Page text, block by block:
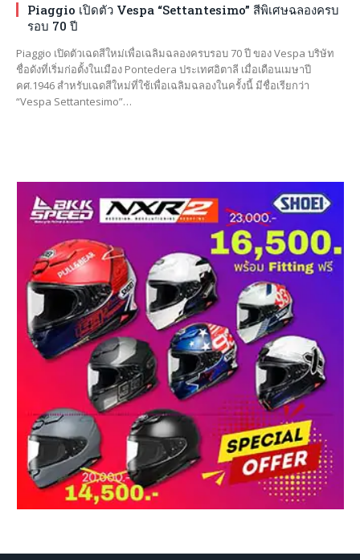
Piaggio เปิดตัว Vespa “Settantesimo” สีพิเศษฉลองครบ
รอบ 70 ปี
Piaggio เปิดตัวเฉดสีใหม่เพื่อเฉลิมฉลองครบรอบ 70 ปี ของ Vespa บริษัท
ชื่อดังที่เริ่มก่อตั้งในเมือง Pontedera ประเทศอิตาลี เมื่อเดือนเมษาปี
คศ.1946 สำหรับเฉดสีใหม่ที่ใช้เพื่อเฉลิมฉลองในครั้งนี้ มีชื่อเรียกว่า
“Vespa Settantesimo”…